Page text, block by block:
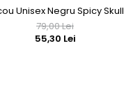
Unisex Negru Spicy Skull
79,00 Lei
55,30 Lei